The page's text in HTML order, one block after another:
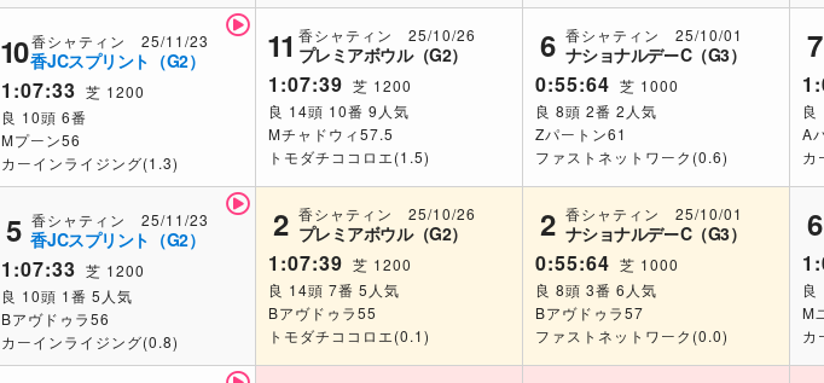
10 香シャティン 25/11/23
香JCスプリント（G2）
1:07:33 芝 1200
良 10頭 6番
Mプーン56
カーインライジング(1.3)
11 香シャティン 25/10/26
プレミアボウル（G2）
1:07:39 芝 1200
良 14頭 10番 9人気
Mチャドウィ57.5
トモダチココロエ(1.5)
6 香シャティン 25/10/01
ナショナルデーC（G3）
0:55:64 芝 1000
良 8頭 2番 2人気
Zパートン61
ファストネットワーク(0.6)
7
A
カ
5 香シャティン 25/11/23
香JCスプリント（G2）
1:07:33 芝 1200
良 10頭 1番 5人気
Bアヴドゥラ56
カーインライジング(0.8)
2 香シャティン 25/10/26
プレミアボウル（G2）
1:07:39 芝 1200
良 14頭 7番 5人気
Bアヴドゥラ55
トモダチココロエ(0.1)
2 香シャティン 25/10/01
ナショナルデーC（G3）
0:55:64 芝 1000
良 8頭 3番 6人気
Bアヴドゥラ57
ファストネットワーク(0.0)
6
M
カ